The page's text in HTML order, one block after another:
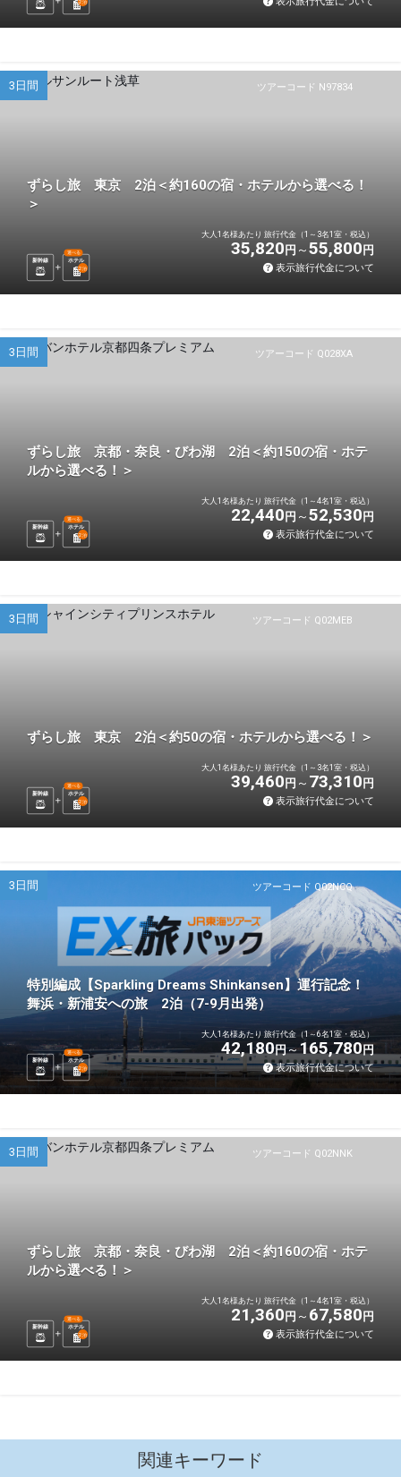
泊
ツアーコード N97834
3日間
ずらし旅 東京 2泊＜約160の宿・ホテルから選べる！
＞
新幹線 ホテル
選べる
2泊
大人1名様あたり 旅行代金（1～3名1室・税込）
35,820 円 55,800 円
表示旅行代金について
ツアーコード Q028XA
3日間
ずらし旅 京都・奈良・びわ湖 2泊＜約150の宿・ホテ
ルから選べる！＞
新幹線 ホテル
選べる
2泊
大人1名様あたり 旅行代金（1～4名1室・税込）
22,440 円 52,530 円
表示旅行代金について
ツアーコード Q02MEB
3日間
ずらし旅 東京 2泊＜約50の宿・ホテルから選べる！＞
新幹線 ホテル
選べる
2泊
大人1名様あたり 旅行代金（1～3名1室・税込）
39,460 円 73,310 円
表示旅行代金について
ツアーコード Q02NCQ
3日間
特別編成【Sparkling Dreams Shinkansen】運行記念！
舞浜・新浦安への旅 2泊（7-9月出発）
新幹線 ホテル
選べる
2泊
大人1名様あたり 旅行代金（1～6名1室・税込）
42,180円 165,780円
表示旅行代金について
ツアーコード Q02NNK
3日間
ずらし旅 京都・奈良・びわ湖 2泊＜約160の宿・ホテ
ルから選べる！＞
新幹線 ホテル
選べる
2泊
大人1名様あたり 旅行代金（1～4名1室・税込）
21,360 円 67,580 円
表示旅行代金について
関連キーワード